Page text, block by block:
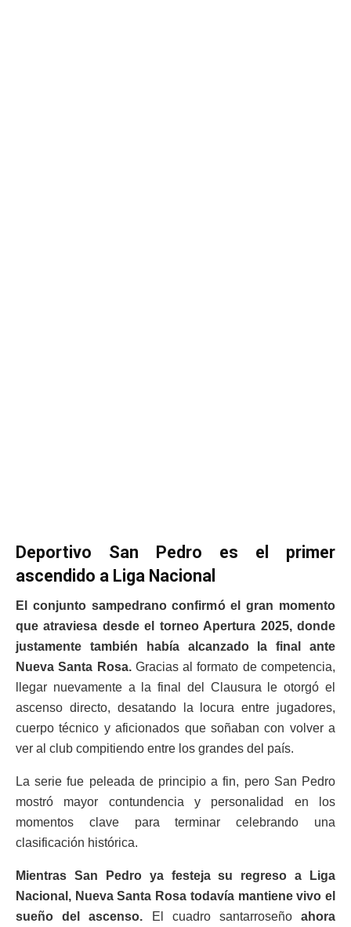
Deportivo San Pedro es el primer
ascendido a Liga Nacional
El conjunto sampedrano confirmó el gran momento
que atraviesa desde el torneo Apertura 2025, donde
justamente también había alcanzado la final ante
Nueva Santa Rosa.Gracias al formato de competencia,
llegar nuevamente a la final del Clausura le otorgó el
ascenso directo, desatando la locura entre jugadores,
cuerpo técnico y aficionados que soñaban con volver a
ver al club compitiendo entre los grandes del país.
La serie fue peleada de principio a fin, pero San Pedro
mostró mayor contundencia y personalidad en los
momentos clave para terminar celebrando una
clasificación histórica.
Mientras San Pedro ya festeja su regreso a Liga
Nacional, Nueva Santa Rosa todavía mantiene vivo el
sueño del ascenso. El cuadro santarroseñoahora